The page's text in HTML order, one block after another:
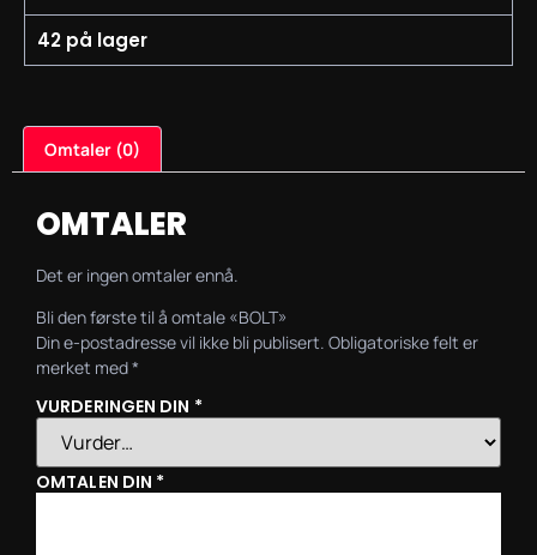
42 på lager
Omtaler (0)
OMTALER
Det er ingen omtaler ennå.
Bli den første til å omtale «BOLT»
Din e-postadresse vil ikke bli publisert. Obligatoriske felt er
merket med*
VURDERINGEN DIN *
OMTALEN DIN *